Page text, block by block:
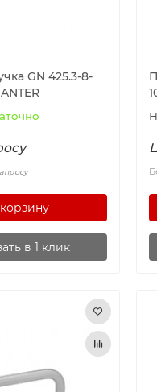
GN 425.3-8-
в 1 клик